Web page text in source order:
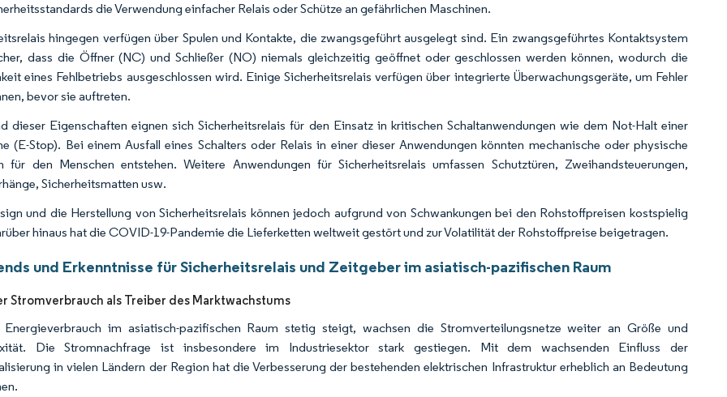
die Verwendung einfacher Relais oder Schütze an gefährlichen Maschinen.
hingegen verfügen über Spulen und Kontakte, die zwangsgeführt ausgelegt sind. Ein zwangsgeführtes Kontaktsystem
dass die Öffner (NC) und Schließer (NO) niemals gleichzeitig geöffnet oder geschlossen werden können, wodurch die
eines Fehlbetriebs ausgeschlossen wird. Einige Sicherheitsrelais verfügen über integrierte Überwachungsgeräte, um Fehler
bevor sie auftreten.
dieser Eigenschaften eignen sich Sicherheitsrelais für den Einsatz in kritischen Schaltanwendungen wie dem Not-Halt einer
(E-Stop). Bei einem Ausfall eines Schalters oder Relais in einer dieser Anwendungen könnten mechanische oder physische
für den Menschen entstehen. Weitere Anwendungen für Sicherheitsrelais umfassen Schutztüren, Zweihandsteuerungen,
Sicherheitsmatten usw.
und die Herstellung von Sicherheitsrelais können jedoch aufgrund von Schwankungen bei den Rohstoffpreisen kostspielig
hinaus hat die COVID-19-Pandemie die Lieferketten weltweit gestört und zur Volatilität der Rohstoffpreise beigetragen.
und Erkenntnisse für Sicherheitsrelais und Zeitgeber im asiatisch-pazifischen Raum
Stromverbrauch als Treiber des Marktwachstums
im asiatisch-pazifischen Raum stetig steigt, wachsen die Stromverteilungsnetze weiter an Größe und
Die Stromnachfrage ist insbesondere im Industriesektor stark gestiegen. Mit dem wachsenden Einfluss der
in vielen Ländern der Region hat die Verbesserung der bestehenden elektrischen Infrastruktur erheblich an Bedeutung